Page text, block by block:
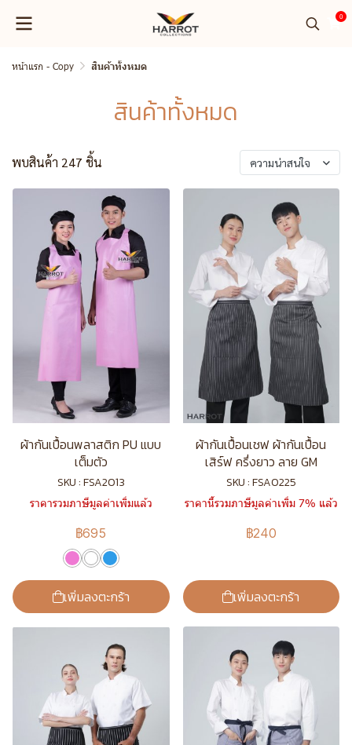
0
หน้าแรก - Copy สินค้าทั้งหมด
สินค้าทั้งหมด
พบสินค้า 247 ชิ้น ความน่าสนใจ
ผ้ากันเปื้อนพลาสติก PU แบบ
เต็มตัว
SKU : FSA2013
ราคารวมภาษีมูลค่าเพิ่มแล้ว
฿695
เพิ่มลงตะกร้า
ผ้ากันเปื้อนเชฟ ผ้ากันเปื้อน
เสิร์ฟ ครึ่งยาว ลาย GM
SKU : FSA0225
ราคานี้รวมภาษีมูลค่าเพิ่ม 7% แล้ว
฿240
เพิ่มลงตะกร้า